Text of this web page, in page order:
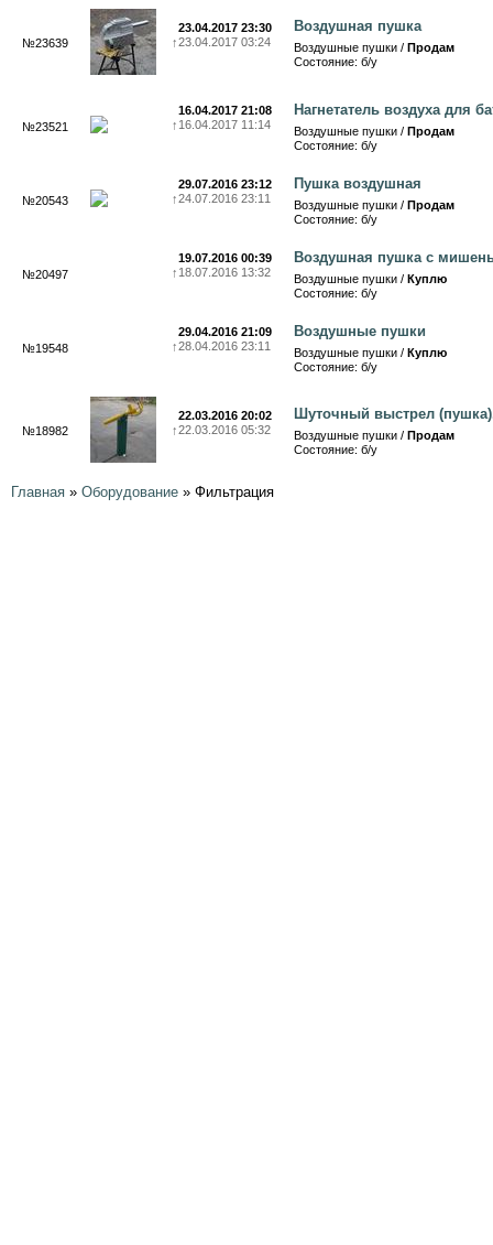
№23639
23.04.2017 23:30
↑23.04.2017 03:24
Воздушная пушка
Воздушные пушки / Продам
Состояние: б/у
№23521
16.04.2017 21:08
↑ 16.04.2017 11:14
Нагнетатель воздуха для
Воздушные пушки / Продам
Состояние: б/у
№20543
29.07.2016 23:12
↑24.07.2016 23:11
Пушка воздушная
Воздушные пушки / Продам
Состояние: б/у
№20497
19.07.2016 00:39
↑ 18.07.2016 13:32
Воздушная пушка с
Воздушные пушки / Куплю
Состояние: б/у
№19548
29.04.2016 21:09
↑28.04.2016 23:11
Воздушные пушки
Воздушные пушки / Куплю
Состояние: б/у
№18982
22.03.2016 20:02
↑22.03.2016 05:32
Шуточный выстрел
Воздушные пушки / Продам
Состояние: б/у
Главная » Оборудование » Фильтрация